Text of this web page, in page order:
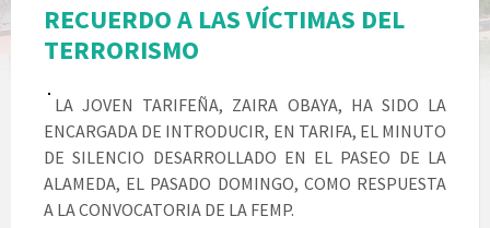
RECUERDO A LAS VÍCTIMAS DEL
TERRORISMO
LA JOVEN TARIFEÑA, ZAIRA OBAYA, HA SIDO LA
ENCARGADA DE INTRODUCIR, EN TARIFA, EL MINUTO
DE SILENCIO DESARROLLADO EN EL PASEO DE LA
ALAMEDA, EL PASADO DOMINGO, COMO RESPUESTA
A LA CONVOCATORIA DE LA FEMP.